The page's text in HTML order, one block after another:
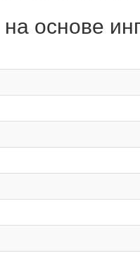
основе